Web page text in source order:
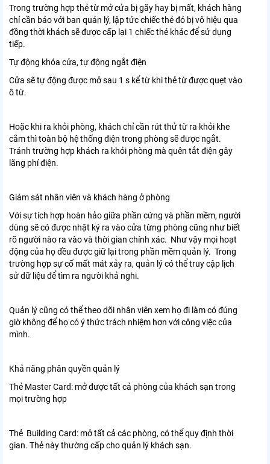
Trong trường hợp thẻ từ mở cửa bị gãy hay bị mất, khách hàng
chỉ cần báo với ban quản lý, lập tức chiếc thẻ đó bị vô hiệu qua
đồng thời khách sẽ được cấp lại 1 chiếc thẻ khác để sử dụng
tiếp.
Tự động khóa cửa, tự động ngắt điện
Cửa sẽ tự động được mở sau 1 s kể từ khi thẻ từ được quẹt vào
ô từ.
Hoặc khi ra khỏi phòng, khách chỉ cần rút thử từ ra khỏi khe
cắm thì toàn bộ hệ thống điện trong phòng sẽ được ngắt.
Tránh trường hợp khách ra khỏi phòng mà quên tắt điện gây
lãng phí điện.
Giám sát nhân viên và khách hàng ở phòng
Với sự tích hợp hoàn hảo giữa phần cứng và phần mềm, người
dùng sẽ có được nhật ký ra vào cửa từng phòng cũng như biết
rõ người nào ra vào và thời gian chính xác. Như vậy mọi hoạt
động của họ đều được giữ lại trong phần mềm quản lý. Trong
trường hợp sự cố mất mát xảy ra, quản lý có thể truy cập lịch
sử dữ liệu để tìm ra người khả nghi.
Quản lý cũng có thể theo dõi nhân viên xem họ đi làm có đúng
giờ không để họ có ý thức trách nhiệm hơn với công việc của
mình.
Khả năng phân quyền quản lý
Thẻ Master Card: mở được tất cả phòng của khách sạn trong
mọi trường hợp
Thẻ Building Card: mở tất cả các phòng, có thể quy định thời
gian. Thẻ này thường cấp cho quản lý khách sạn.